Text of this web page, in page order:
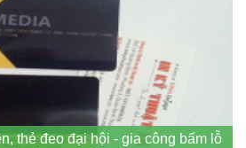
thẻ đeo đại hội - gia công bấm lỗ